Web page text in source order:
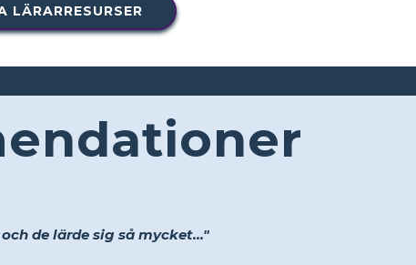
LÄRARRESURSER
de lärde sig så mycket..."